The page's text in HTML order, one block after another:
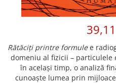
Rugaciune
Familie
Barbati
Cresterea copiilor
Pix plastic
Jocuri
Jurnal de Rugaciune
Limba Engleza
Limba Română
Tablouri
Sibiu
Carti postale
Jurnal
Magneti
Rătăciți printre formulee
domeniu al fizicii – particulele
în același timp, o analiză
cunoaște lumea prin